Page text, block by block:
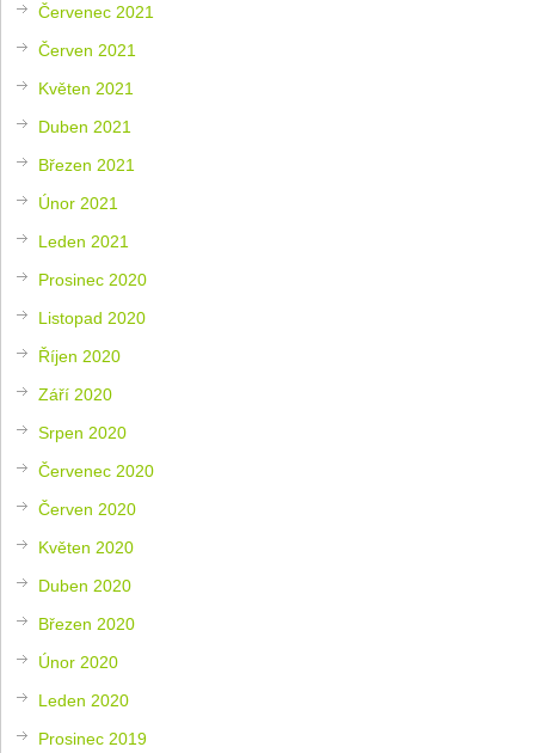
Červenec 2021
Červen 2021
Květen 2021
Duben 2021
Březen 2021
Únor 2021
Leden 2021
Prosinec 2020
Listopad 2020
Říjen 2020
Září 2020
Srpen 2020
Červenec 2020
Červen 2020
Květen 2020
Duben 2020
Březen 2020
Únor 2020
Leden 2020
Prosinec 2019